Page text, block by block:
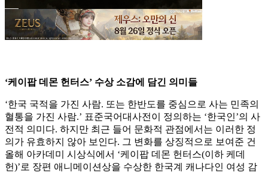
‘케이팝 데몬 헌터스’ 수상 소감에 담긴 의미들
‘한국 국적을 가진 사람. 또는 한반도를 중심으로 사는 민족의
혈통을 가진 사람.’ 표준국어대사전이 정의하는 ‘한국인’의 사
전적 의미다. 하지만 최근 들어 문화적 관점에서는 이러한 정
의가 유효하지 않아 보인다. 그 변화를 상징적으로 보여준 건
올해 아카데미 시상식에서 ‘케이팝 데몬 헌터스(이하 케데
헌)’로 장편 애니메이션상을 수상한 한국계 캐나다인 여성 감